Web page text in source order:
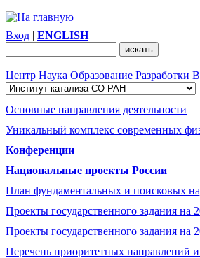
Вход | ENGLISH
Центр Наука Образование Разработки
Основные направления деятельности
Уникальный комплекс современных
Конференции
Национальные проекты России
План фундаментальных и поисковых
Проекты государственного задания на
Проекты государственного задания на
Перечень приоритетных направлений